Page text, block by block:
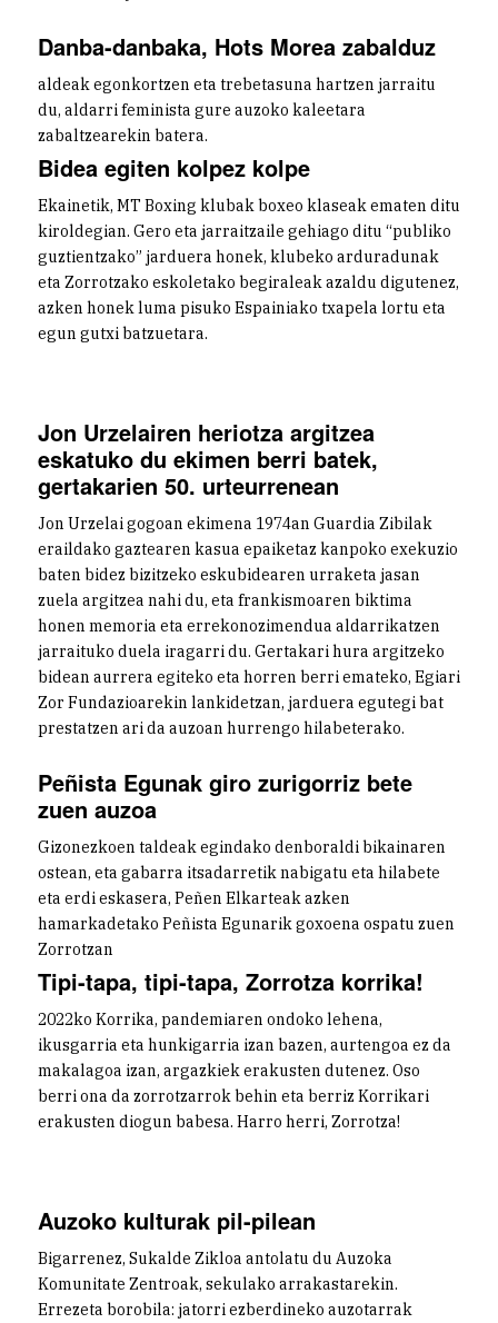
Danba-danbaka, Hots Morea zabalduz
aldeak egonkortzen eta trebetasuna hartzen jarraitu
du, aldarri feminista gure auzoko kaleetara
zabaltzearekin batera.
Bidea egiten kolpez kolpe
Ekainetik, MT Boxing klubak boxeo klaseak ematen ditu
kiroldegian. Gero eta jarraitzaile gehiago ditu “publiko
guztientzako” jarduera honek, klubeko arduradunak
eta Zorrotzako eskoletako begiraleak azaldu digutenez,
azken honek luma pisuko Espainiako txapela lortu eta
egun gutxi batzuetara.
Jon Urzelairen heriotza argitzea
eskatuko du ekimen berri batek,
gertakarien 50. urteurrenean
Jon Urzelai gogoan ekimena 1974an Guardia Zibilak
eraildako gaztearen kasua epaiketaz kanpoko exekuzio
baten bidez bizitzeko eskubidearen urraketa jasan
zuela argitzea nahi du, eta frankismoaren biktima
honen memoria eta errekonozimendua aldarrikatzen
jarraituko duela iragarri du. Gertakari hura argitzeko
bidean aurrera egiteko eta horren berri emateko, Egiari
Zor Fundazioarekin lankidetzan, jarduera egutegi bat
prestatzen ari da auzoan hurrengo hilabeterako.
Peñista Egunak giro zurigorriz bete
zuen auzoa
Gizonezkoen taldeak egindako denboraldi bikainaren
ostean, eta gabarra itsadarretik nabigatu eta hilabete
eta erdi eskasera, Peñen Elkarteak azken
hamarkadetako Peñista Egunarik goxoena ospatu zuen
Zorrotzan
Tipi-tapa, tipi-tapa, Zorrotza korrika!
2022ko Korrika, pandemiaren ondoko lehena,
ikusgarria eta hunkigarria izan bazen, aurtengoa ez da
makalagoa izan, argazkiek erakusten dutenez. Oso
berri ona da zorrotzarrok behin eta berriz Korrikari
erakusten diogun babesa. Harro herri, Zorrotza!
Auzoko kulturak pil-pilean
Bigarrenez, Sukalde Zikloa antolatu du Auzoka
Komunitate Zentroak, sekulako arrakastarekin.
Errezeta borobila: jatorri ezberdineko auzotarrak